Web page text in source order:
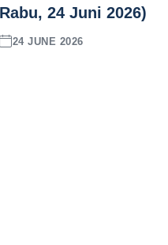
Rabu, 24 Juni 2026)
24 JUNE 2026